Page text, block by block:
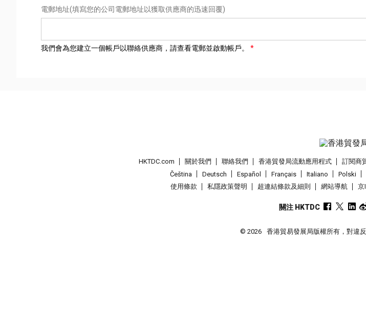
電郵地址(填寫您的公司電郵地址以獲取供應商的迅速回覆)
我們會為您建立一個帳戶以聯絡供應商，請查看電郵並啟動帳戶。
HKTDC.com 關於我們 聯絡我們 香港貿發局流動應用程式 訂閱商
Čeština
Deutsch Español Français Italiano Polski
使用條款
私隱政策聲明 超連結條款及細則 網站導航 京
關注 HKTDC
© 2026 香港貿易發展局版權所有，對違